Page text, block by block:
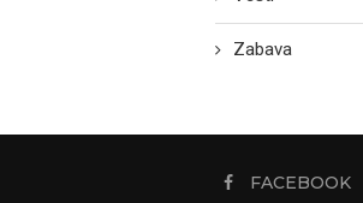
Zabava
FACEBOOK